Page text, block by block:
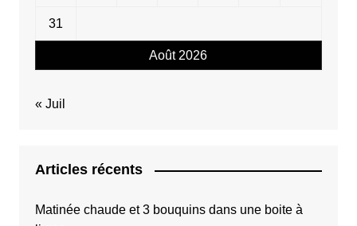
Août 2026
31
« Juil
Articles récents
Matinée chaude et 3 bouquins dans une boite à